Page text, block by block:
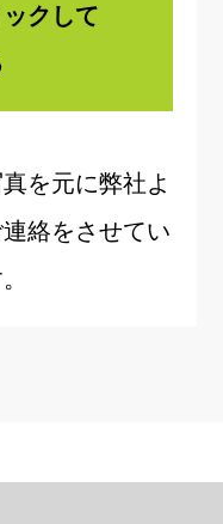
クして
を元に弊社よ
絡をさせてい